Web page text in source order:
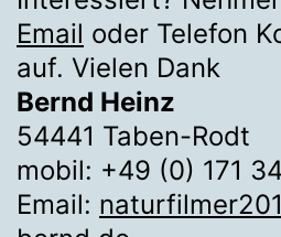
Email oder Telefon
auf. Vielen Dank
Bernd Heinz
54441 Taben-Rodt
mobil: +49 (0) 171
Email: